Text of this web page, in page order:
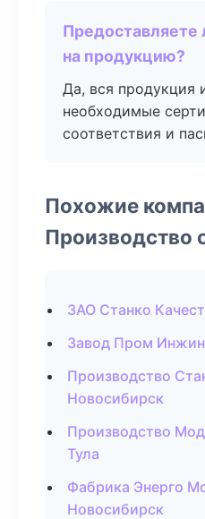
Предоставляете
на продукцию?
Да, вся продукция
необходимые
соответствия и
Похожие
Производство
ЗАО Станко
Завод Пром
Производство
Новосибирск
Производство
Тула
Фабрика Энерго
Новосибирск